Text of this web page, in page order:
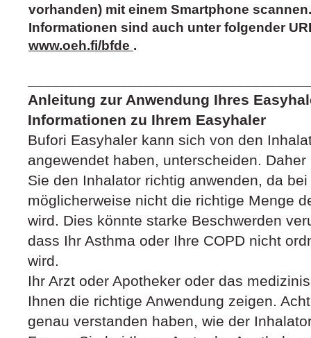
vorhanden) mit einem Smartphone
Informationen sind auch unter folgender
www.oeh.fi/bfde .
Anleitung zur Anwendung Ihres
Informationen zu Ihrem Easyhaler
Bufori Easyhaler kann sich von den
angewendet haben, unterscheiden.
Sie den Inhalator richtig anwenden, da
möglicherweise nicht die richtige Menge
wird. Dies könnte starke Beschwerden
dass Ihr Asthma oder Ihre COPD nicht
wird.
Ihr Arzt oder Apotheker oder das
Ihnen die richtige Anwendung zeigen.
genau verstanden haben, wie der